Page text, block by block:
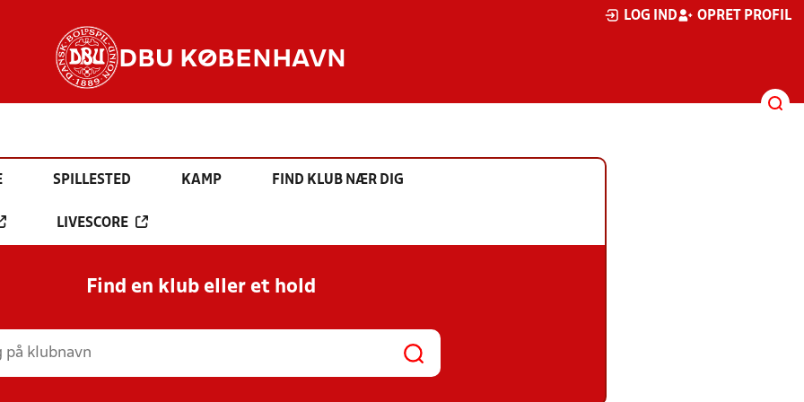
LOG IND OPRET PROFIL
DBU KØBENHAVN
SPILLESTED KAMP FIND KLUB NÆR DIG
LIVESCORE
Find en klub eller et hold